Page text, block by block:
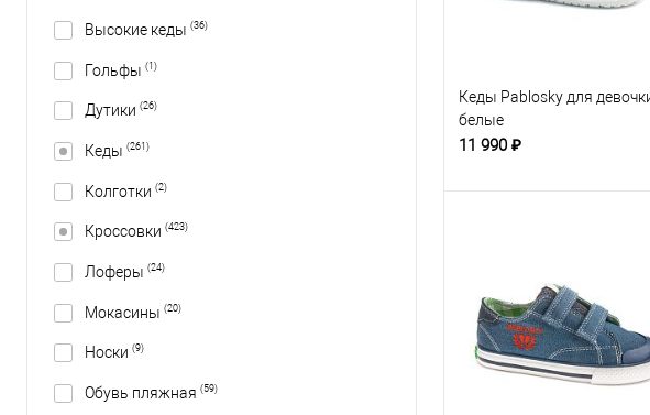
Высокие кеды (36)
Гольфы (1)
Дутики (26)
Кеды (261)
Колготки (2)
Кроссовки (423)
Лоферы (24)
Мокасины (20)
Носки (9)
Обувь пляжная (59)
Кеды Pablosky для
белые
11 990 ₽